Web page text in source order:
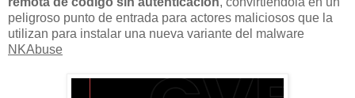
peligroso punto de entrada para actores maliciosos que la
utilizan para instalar una nueva variante del malware
NKAbuse